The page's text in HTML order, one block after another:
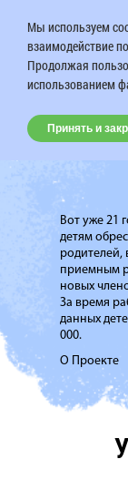
Вот уже 21
детям
родителей,
приемным
новых
За время
данных
000.
О Проекте
Мы используем
взаимодействие
Продолжая
использованием
Принять и